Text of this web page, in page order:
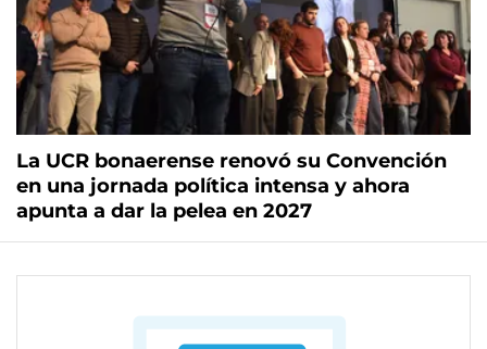
La UCR bonaerense renovó su Convención
en una jornada política intensa y ahora
apunta a dar la pelea en 2027